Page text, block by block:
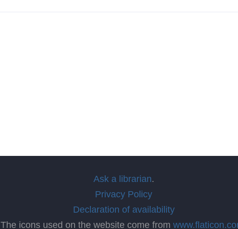
Ask a librarian.
Privacy Policy
Declaration of availability
The icons used on the website come from